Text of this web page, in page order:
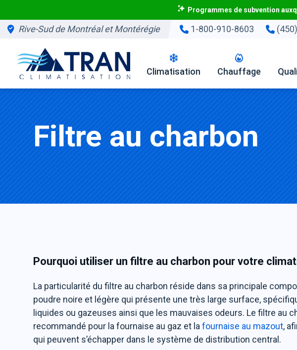
Programmes de subvention
Rive-Sud de Montréal et Montérégie 1-800-910-8603
Climatisation Chauffage
Filtre au charbon
Pourquoi utiliser un filtre au charbon pour votre
La particularité du filtre au charbon réside dans sa principale
poudre noire et légère qui présente une très large surface,
liquides ou gazeuses ainsi que les mauvaises odeurs. Le filtre au
recommandé pour la fournaise au gaz et lafournaise au mazout,
qui peuvent s’échapper dans le système de distribution central.